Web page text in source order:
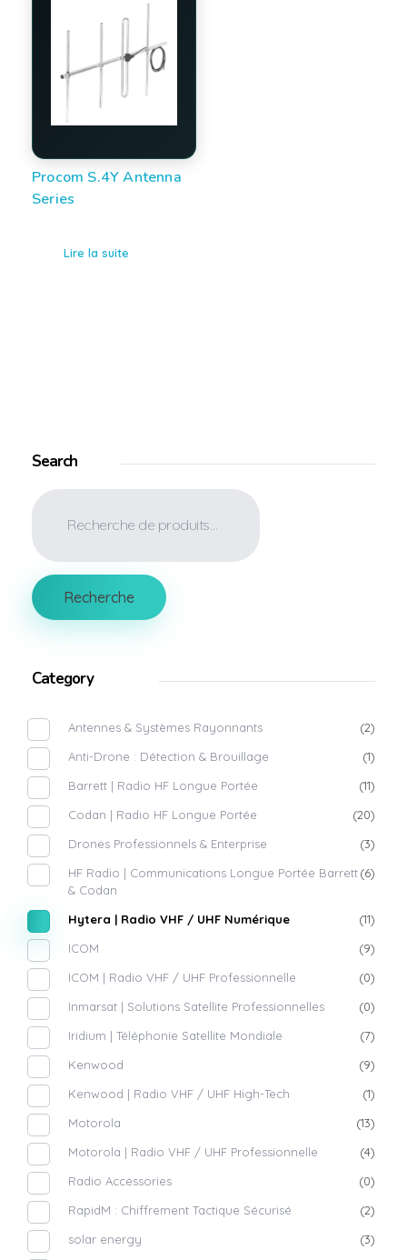
Procom S.4Y Antenna
Series
Lire la suite
Search
Recherche
Category
Antennes & Systèmes Rayonnants
(2)
Anti-Drone : Détection & Brouillage
(1)
Barrett | Radio HF Longue Portée
(11)
Codan | Radio HF Longue Portée
(20)
Drones Professionnels & Enterprise
(3)
HF Radio | Communications Longue Portée Barrett
& Codan
(6)
Hytera | Radio VHF / UHF Numérique
(11)
ICOM
(9)
ICOM | Radio VHF / UHF Professionnelle
(0)
Inmarsat | Solutions Satellite Professionnelles
(0)
Iridium | Téléphonie Satellite Mondiale
(7)
Kenwood
(9)
Kenwood | Radio VHF / UHF High-Tech
(1)
Motorola
(13)
Motorola | Radio VHF / UHF Professionnelle
(4)
Radio Accessories
(0)
RapidM : Chiffrement Tactique Sécurisé
(2)
solar energy
(3)